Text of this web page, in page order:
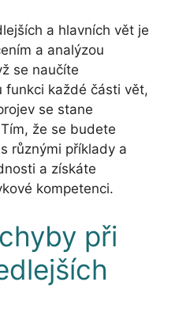
a hlavních vět je
a analýzou
se naučíte
funkci každé části vět,
se stane
že se budete
různými příklady a
a získáte
kompetenci.
při